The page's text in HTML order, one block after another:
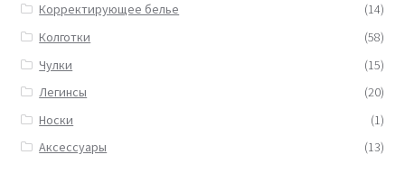
Корректирующее белье
(14)
Колготки
(58)
Чулки
(15)
Легинсы
(20)
Носки
(1)
Аксессуары
(13)